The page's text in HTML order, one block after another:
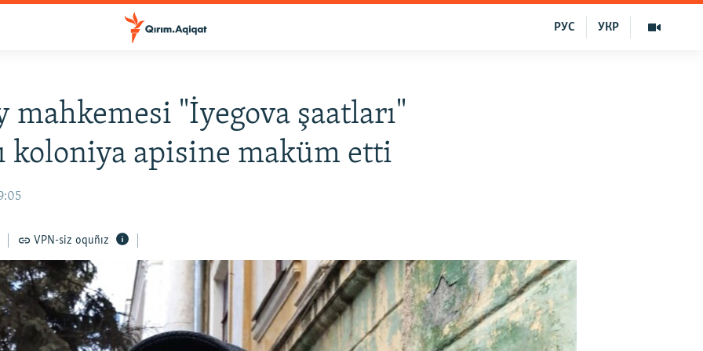
УКР
РУС
mahkemesi "İyegova şaatları"
koloniya apisine maküm etti
VPN-siz oquñız